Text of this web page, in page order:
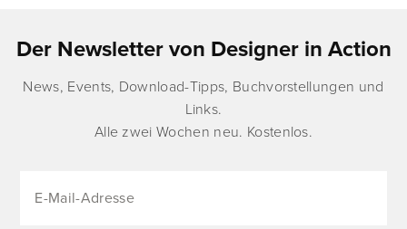
Der Newsletter von Designer in Action
News, Events, Download-Tipps, Buchvorstellungen und
Links.
Alle zwei Wochen neu. Kostenlos.